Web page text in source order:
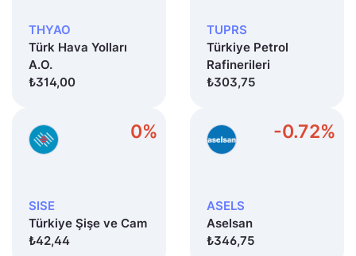
THYAO
Türk Hava Yolları
A.O.
₺314,00
TUPRS
Türkiye Petrol
Rafinerileri
₺303,75
0%
SISE
Türkiye Şişe ve Cam
₺42,44
-0.72%
ASELS
Aselsan
₺346,75